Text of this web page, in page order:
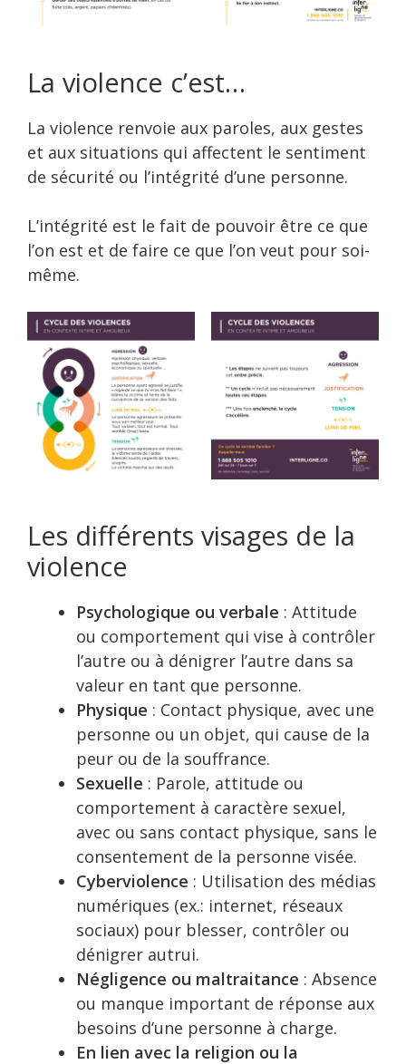
La violence c’est…
La violence renvoie aux paroles, aux gestes
et aux situations qui affectent le sentiment
de sécurité ou l’intégrité d’une personne.
L’intégrité est le fait de pouvoir être ce que
l’on est et de faire ce que l’on veut pour soi-
même.
Les différents visages de la
violence
Psychologique ou verbale : Attitude
ou comportement qui vise à contrôler
l’autre ou à dénigrer l’autre dans sa
valeur en tant que personne.
Physique : Contact physique, avec une
personne ou un objet, qui cause de la
peur ou de la souffrance.
Sexuelle : Parole, attitude ou
comportement à caractère sexuel,
avec ou sans contact physique, sans le
consentement de la personne visée.
Cyberviolence : Utilisation des médias
numériques (ex.: internet, réseaux
sociaux) pour blesser, contrôler ou
dénigrer autrui.
Négligence ou maltraitance : Absence
ou manque important de réponse aux
besoins d’une personne à charge.
En lien avec la religion ou la